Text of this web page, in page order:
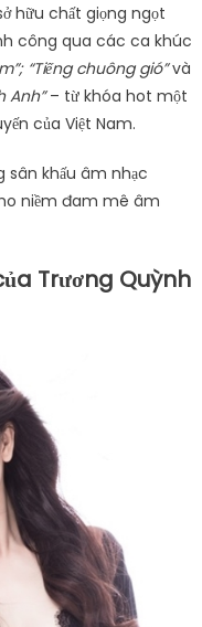
hữu chất giọng ngọt
công qua các ca khúc
“Tiếng chuông gió”và
Anh”– từ khóa hot một
của Việt Nam.
sân khấu âm nhạc
niềm đam mê âm
Trương Quỳnh